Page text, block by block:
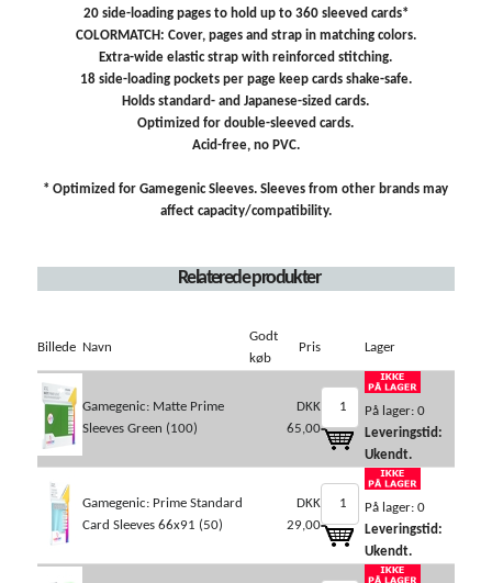
20 side-loading pages to hold up to 360 sleeved cards*
COLORMATCH: Cover, pages and strap in matching colors.
Extra-wide elastic strap with reinforced stitching.
18 side-loading pockets per page keep cards shake-safe.
Holds standard- and Japanese-sized cards.
Optimized for double-sleeved cards.
Acid-free, no PVC.
* Optimized for Gamegenic Sleeves. Sleeves from other brands may
affect capacity/compatibility.
Relaterede produkter
Billede Navn
Godt
køb
Pris Lager
Gamegenic: Matte Prime
Sleeves Green (100)
DKK
65,00
På lager: 0
Leveringstid:
Ukendt.
Gamegenic: Prime Standard
Card Sleeves 66x91 (50)
DKK
29,00
På lager: 0
Leveringstid:
Ukendt.